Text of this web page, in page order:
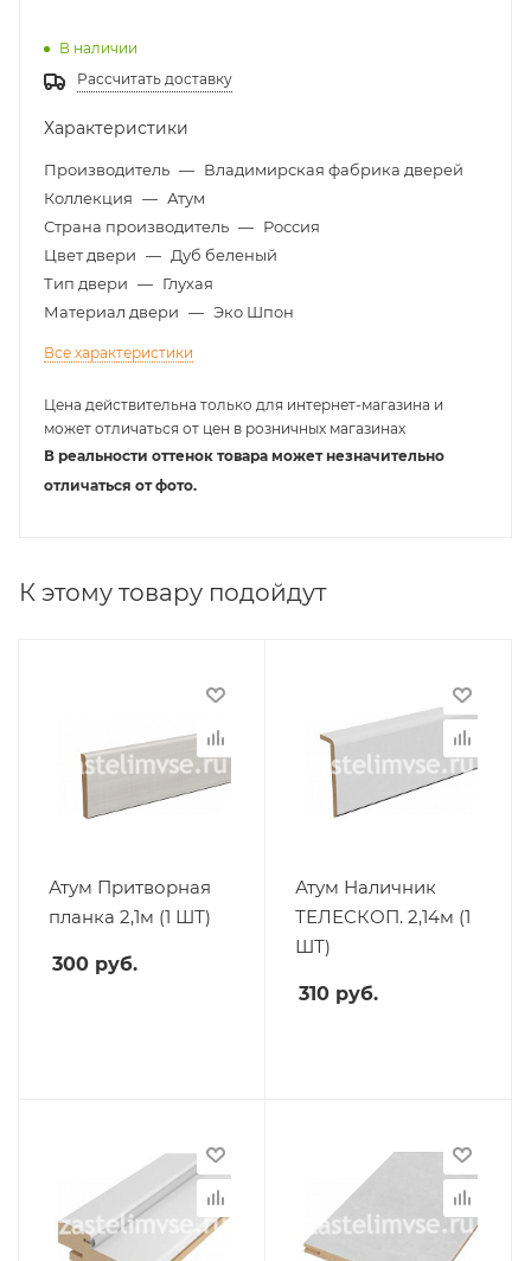
В наличии
Рассчитать доставку
Характеристики
Производитель — Владимирская фабрика дверей
Коллекция — Атум
Страна производитель — Россия
Цвет двери — Дуб беленый
Тип двери — Глухая
Материал двери — Эко Шпон
Все характеристики
Цена действительна только для интернет-магазина и
может отличаться от цен в розничных магазинах
В реальности оттенок товара может незначительно
отличаться от фото.
К этому товару подойдут
Атум Притворная
планка 2,1м (1 ШТ)
300 руб.
Атум Наличник
ТЕЛЕСКОП. 2,14м (1
ШТ)
310 руб.